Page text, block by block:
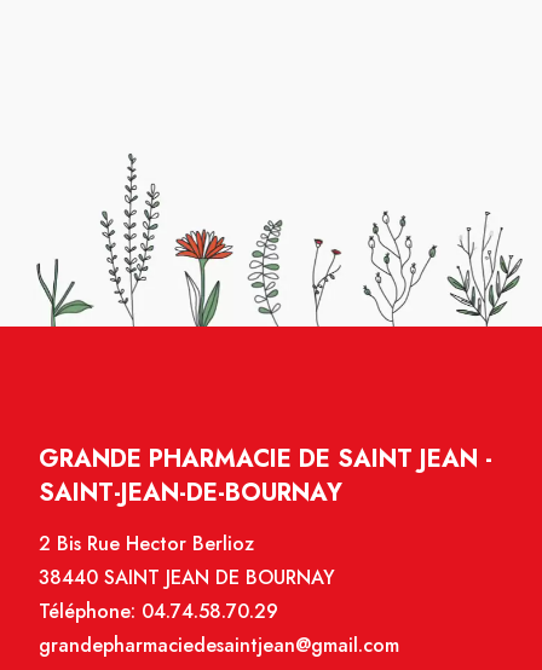
GRANDE PHARMACIE DE SAINT JEAN -
SAINT-JEAN-DE-BOURNAY
2 Bis Rue Hector Berlioz
38440 SAINT JEAN DE BOURNAY
Téléphone: 04.74.58.70.29
grandepharmaciedesaintjean@gmail.com